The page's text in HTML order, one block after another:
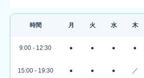
時間 月 火 水 木
9:00 - 12:30 ● ● ● ●
15:00 - 19:30 ● ● ● ／